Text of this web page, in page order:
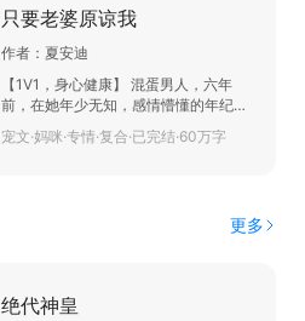
偏叫我遇见了你，我就有些舍不得去死
了。 十二年未入世的青衣女剑客VS在江
湖搅风搅雨的复仇阁主 一段惊心动魄的
够看到怪物隐藏信息，包括怪物被杀后
只要老婆原谅我
作者： 夏安迪
【1V1，身心健康】 混蛋男人，六年
前，在她年少无知，感情懵懂的年纪。
欺骗了她的感情、婚姻，还在她肚子中
留下一个小混蛋，之后消失不见。 六年
她。 背后的画面，完全颠覆人的正常思
墨直接惊呆在原地，双目震惊的瞪着眼
宠文·妈咪·专情·复合·已完结·60万字
更多
绝代神皇